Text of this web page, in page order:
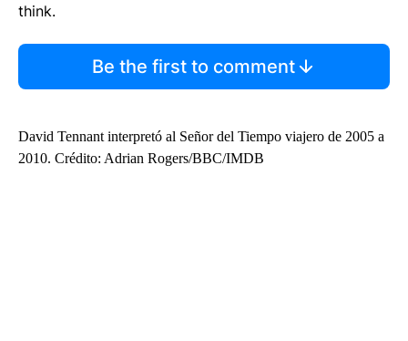
think.
Be the first to comment
David Tennant interpretó al Señor del Tiempo viajero de 2005 a
2010. Crédito: Adrian Rogers/BBC/IMDB